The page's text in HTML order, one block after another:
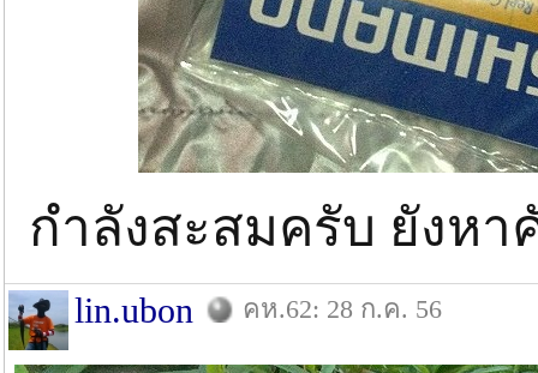
กำลังสะสมครับ ยังหา
lin.ubon คห.62: 28 ก.ค. 56